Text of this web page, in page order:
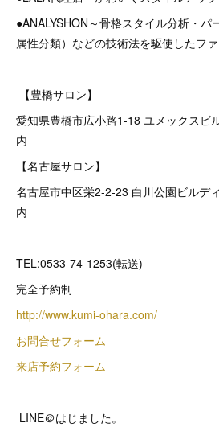
●ANALYSHON～骨格スタイル分析・パ
属性分類）などの技術法を駆使したフ
【豊橋サロン】
愛知県豊橋市広小路1-18 ユメックスビ
内
【名古屋サロン】
名古屋市中区栄2‐2‐23 白川公園ビルデ
内
TEL:0533-74-1253(転送)
完全予約制
http://www.kumi-ohara.com/
お問合せフォーム
来店予約フォーム
LINE＠はじました。